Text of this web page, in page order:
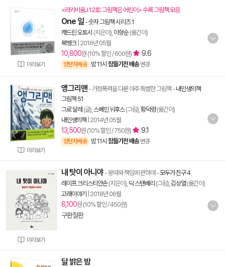
미리보기
<라키비움J 12호: 그림책은 어린이> 수록 그림책 모음
One 일 -숫자 그림책 시리즈 1
캐드린 오토시 (지은이), 이향순(옮긴이)
북뱅크| 2016년 05월
10,800원 (10% 할인 / 600원) 9.6
양탄자배송 밤 11시 잠들기전 배송 변경
미리보기
앵그리맨 - 가정폭력을 다룬 아주 특별한 그림책 - 내인생의책
그림책 51
그로 달레 (글), 스베인 뉘후스(그림), 황덕령(옮긴이)
내인생의책 2014년 05월
13,500원 (10% 할인 / 750원) 9.1
양탄자배송 밤 11시 잠들기전 배송 변경
미리보기
내 탓이 아니야 - 왕따와 책임에 관하여 -모두가 친구 4
레이프 크리스티안손(지은이), 딕 스텐베리 (그림), 김상열(옮긴이)
고래이야기
2018년 06월
8,100원 (10% 할인 / 450원)
구판절판
달 밝은 밤